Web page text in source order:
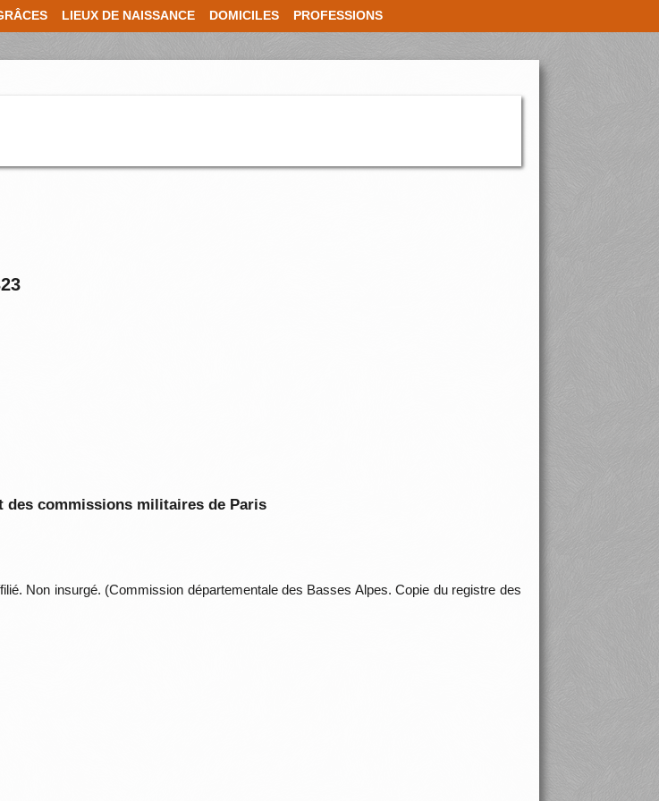
LIEUX DE NAISSANCE DOMICILES PROFESSIONS
des commissions militaires de Paris
Non insurgé. (Commission départementale des Basses Alpes. Copie du registre des